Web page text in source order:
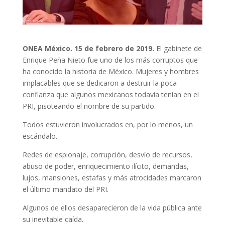
ONEA México. 15 de febrero de 2019. El gabinete de
Enrique Peña Nieto fue uno de los más corruptos que
ha conocido la historia de México. Mujeres y hombres
implacables que se dedicaron a destruir la poca
confianza que algunos mexicanos todavía tenían en el
PRI, pisoteando el nombre de su partido.
Todos estuvieron involucrados en, por lo menos, un
escándalo.
Redes de espionaje, corrupción, desvío de recursos,
abuso de poder, enriquecimiento ilícito, demandas,
lujos, mansiones, estafas y más atrocidades marcaron
el último mandato del PRI.
Algunos de ellos desaparecieron de la vida pública ante
su inevitable caída.